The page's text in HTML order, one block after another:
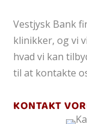
Vestjysk Bank
klinikker, og vi
hvad vi kan
til at kontakte
KONTAKT